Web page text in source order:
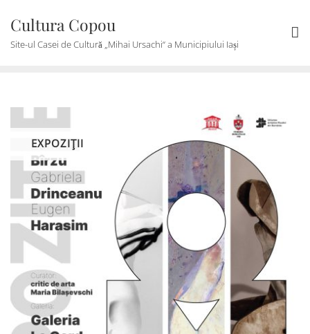
content
Cultura Copou
Site-ul Casei de Cultură „Mihai Ursachi“ a Municipiului Iași
EXPOZIŢII